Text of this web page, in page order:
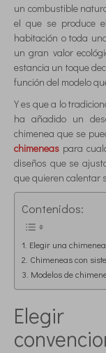
un combustible
el que se produce
habitación o toda
un gran valor
estancia un toque
función del modelo
Y es que a lo
ha añadido un
chimenea que se
chimeneas para
diseños que se
que quieren calentar
Contenidos:
Elegir una
Chimeneas con
Modelos de
Elegir